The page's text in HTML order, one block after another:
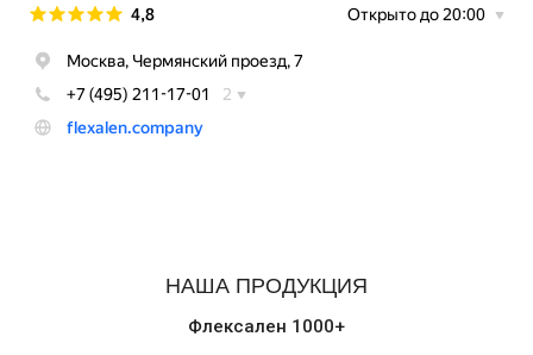
НАША ПРОДУКЦИЯ
Флексален 1000+